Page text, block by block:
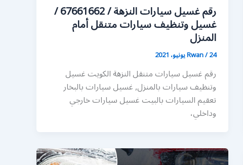
رقم غسيل سيارات النزهة / 67661662 /
غسيل وتنظيف سيارات متنقل أمام
المنزل
Rwan/24 يونيو، 2021
رقم غسيل سيارات متنقل النزهة الكويت غسيل
وتنظيف سيارات بالمنزل, غسيل سيارات بالبخار
تعقيم السيارات بالبيت غسيل سيارات خارجي
وداخلي،